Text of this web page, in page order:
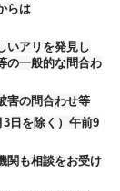
は
いアリを発見し
の一般的な問合わ
合わせ等
日を除く）午前9
も相談をお受け